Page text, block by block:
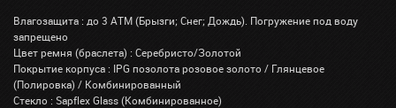
Влагозащита : до 3 АТМ (Брызги; Снег; Дождь). Погружение под воду
запрещено
Цвет ремня (браслета) : Серебристо/Золотой
Покрытие корпуса : IPG позолота розовое золото / Глянцевое
(Полировка) / Комбинированный
Стекло : Sapflex Glass (Комбинированное)